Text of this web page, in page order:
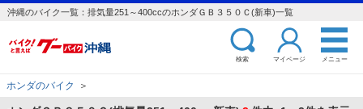
沖縄のバイク一覧：排気量251～400ccのホンダＧＢ３５０Ｃ(新車)一覧
検索 マイページ メニュー
ホンダのバイク ＞